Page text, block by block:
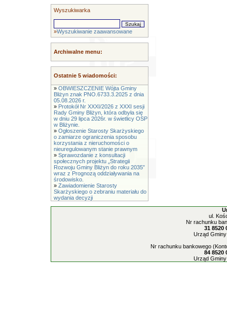
Wyszukiwarka
»Wyszukiwanie zaawansowane
Archiwalne menu:
Ostatnie 5 wiadomości:
» OBWIESZCZENIE Wójta Gminy
Bliżyn znak PNO.6733.3.2025 z dnia
05.08.2026 r.
» Protokół Nr XXXI/2026 z XXXI sesji
Rady Gminy Bliżyn, która odbyła się
w dniu 29 lipca 2026r. w świetlicy OSP
w Bliżynie.
» Ogłoszenie Starosty Skarżyskiego
o zamiarze ograniczenia sposobu
korzystania z nieruchomości o
nieuregulowanym stanie prawnym
» Sprawozdanie z konsultacji
społecznych projektu „Strategii
Rozwoju Gminy Bliżyn do roku 2035”
wraz z Prognozą oddziaływania na
środowisko.
» Zawiadomienie Starosty
Skarżyskiego o zebraniu materiału do
wydania decyzji
ul.
Nr rachunku
31 8520
Urząd
Nr rachunku bankowego
84 8520
Urząd